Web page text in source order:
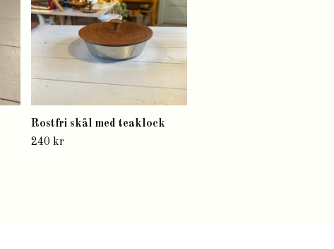
Rostfri skål med teaklock
240 kr